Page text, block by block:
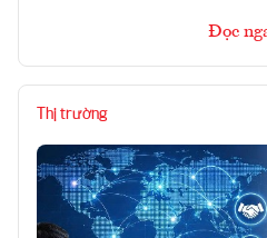
Đọc
Thị trường